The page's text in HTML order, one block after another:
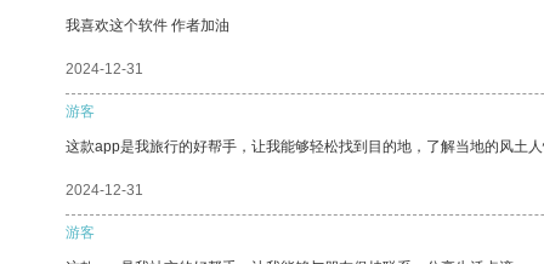
我喜欢这个软件 作者加油
2024-12-31
游客
这款app是我旅行的好帮手，让我能够轻松找到目的地，了解当地的风土
2024-12-31
游客